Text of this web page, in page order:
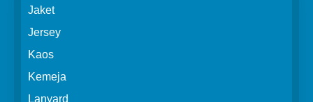
Jaket
Jersey
Kaos
Kemeja
Lanyard